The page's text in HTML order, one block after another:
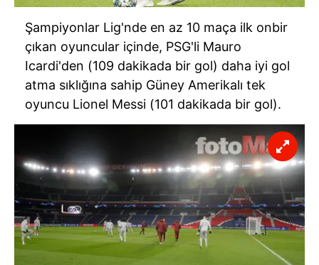
Şampiyonlar Lig'nde en az 10 maça ilk onbir
çıkan oyuncular içinde, PSG'li Mauro
Icardi'den (109 dakikada bir gol) daha iyi gol
atma sıklığına sahip Güney Amerikalı tek
oyuncu Lionel Messi (101 dakikada bir gol).